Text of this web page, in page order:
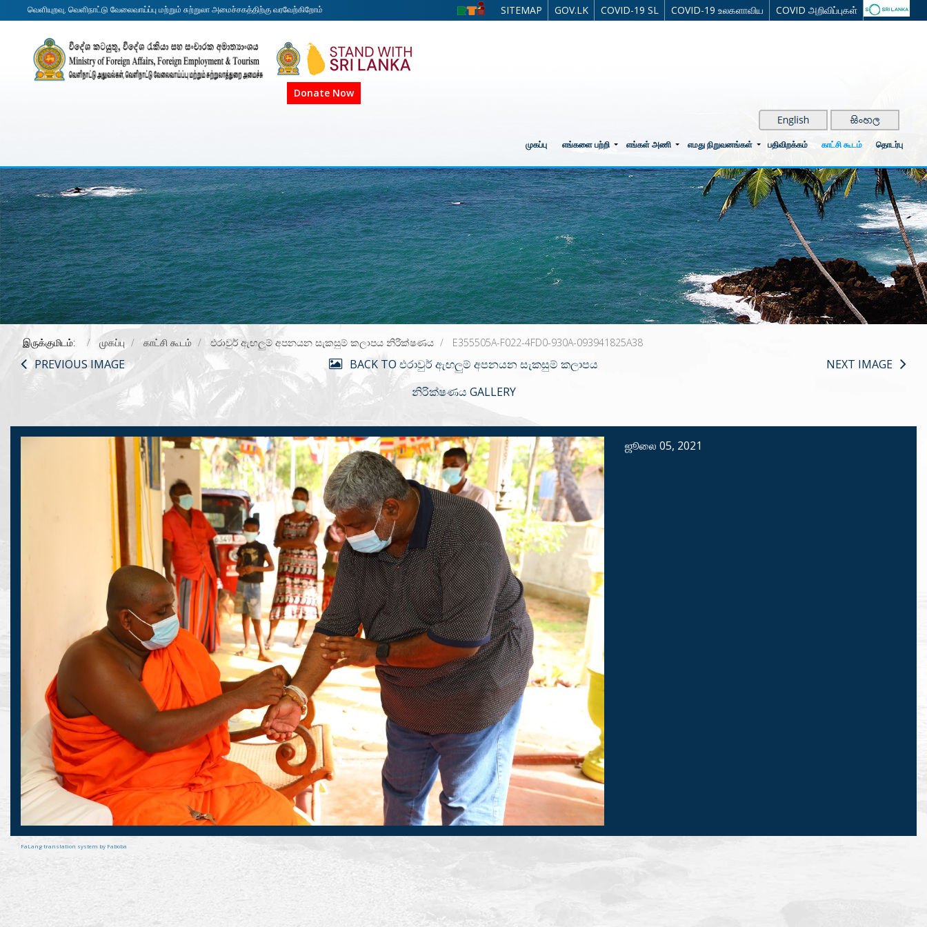
வெளியுறவு, வெளிநாட்டு வேலைவாய்ப்பு மற்றும் சுற்றுலா அமைச்சகத்திற்கு வரவேற்கிறோம் SITEMAP GOV.LK COVID-19 SL COVID-19 உலகளாவிய COVID அறிவிப்புகள்
Donate Now
முகப்பு எங்களை பற்றி எங்கள் அணி எமது நிறுவனங்கள் பதிவிறக்கம் காட்சி கூடம் தொடர்பு
இருக்குமிடம்: முகப்பு காட்சி கூடம் එරාවුර් ඇඟලුම් අපනයන සැකසුම් කලාපය නිරික්ෂණය E355505A-F022-4FD0-930A-093941825A38
PREVIOUS IMAGE
BACK TO එරාවුර් ඇඟලුම් අපනයන සැකසුම් කලාපය
නිරික්ෂණය GALLERY
NEXT IMAGE
ஜூலை 05, 2021
FaLang translation system by Faboba